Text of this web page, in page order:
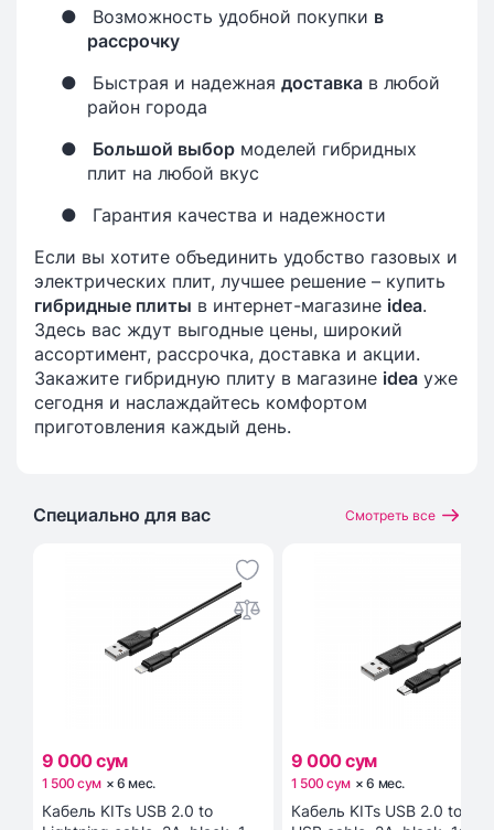
●
Возможность удобной покупки в
рассрочку
●
Быстрая и надежная доставка в любой
район города
●
Большой выбор моделей гибридных
плит на любой вкус
●
Гарантия качества и надежности
Если вы хотите объединить удобство газовых и
электрических плит, лучшее решение – купить
гибридные плиты в интернет-магазине idea.
Здесь вас ждут выгодные цены, широкий
ассортимент, рассрочка, доставка и акции.
Закажите гибридную плиту в магазине idea уже
сегодня и наслаждайтесь комфортом
приготовления каждый день.
Специально для вас Смотреть все
9 000 сум
1 500 сум × 6 мес.
Кабель KITs USB 2.0 to
9 000 сум
1 500 сум ×6 мес.
Кабель KITs USB 2.0 to